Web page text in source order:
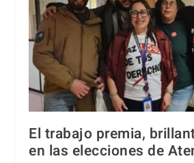
El trabajo premia,
en las elecciones de